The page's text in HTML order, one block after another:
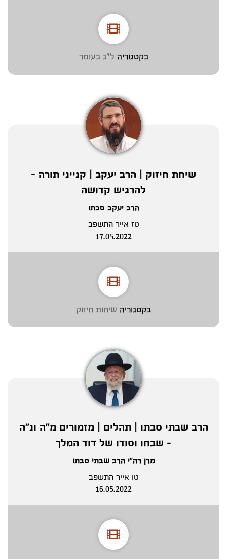
בקטגוריה ל"ג בעומר
שיחת חיזוק | הרב יעקב | קנייני תורה -
להרגיש קדושה
הרב יעקב סבתו
טז אייר התשפב
17.05.2022
בקטגוריה שיחות חיזוק
הרב שבתי סבתו | תהלים | מזמורים מ"ה ונ"ה
- שבחו וסודו של דוד המלך
מרן רה"י הרב שבתי סבתו
טו אייר התשפב
16.05.2022